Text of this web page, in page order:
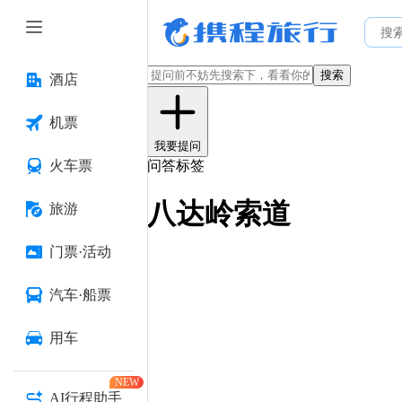
酒店
机票
火车票
旅游
门票·活动
汽车·船票
用车
AI行程助手
NEW
搜索
我要提问
问答标签
八达岭索道